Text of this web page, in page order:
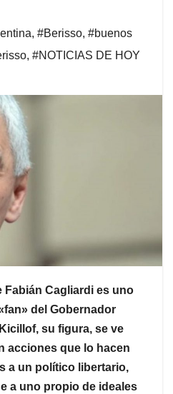
, #Berisso, #buenos
, #NOTICIAS DE HOY
Fabián Cagliardi es uno
del Gobernador
su figura, se ve
acciones que lo hacen
a un político libertario,
a uno propio de ideales